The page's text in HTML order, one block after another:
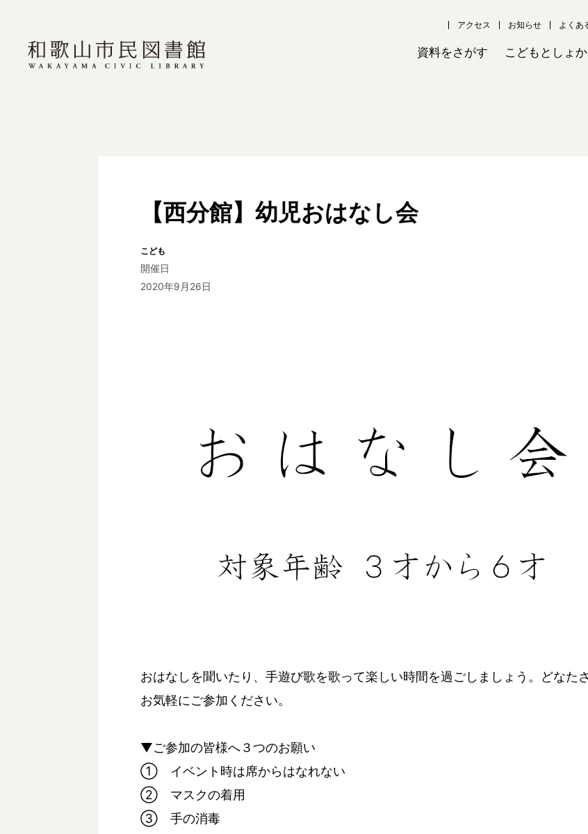
アクセス お知らせ よくあ
資料をさがす こどもとしょ
【西分館】幼児おはなし会
こども
開催日
2020年9月26日
おはなしを聞いたり、手遊び歌を歌って楽しい時間を過ごしましょう。どなた
お気軽にご参加ください。
▼ご参加の皆様へ３つのお願い
① イベント時は席からはなれない
② マスクの着用
③ 手の消毒